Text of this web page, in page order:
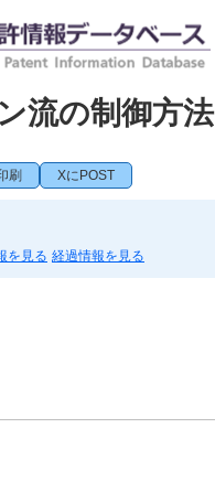
流の制御方法
刷 XにPOST
を見る 経過情報を見る